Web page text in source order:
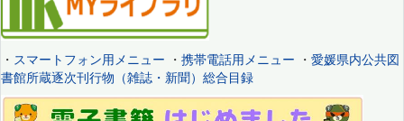
・ スマートフォン用メニュー ・ 携帯電話用メニュー ・ 愛媛県内公共図
書館所蔵逐次刊行物（雑誌・新聞）総合目録